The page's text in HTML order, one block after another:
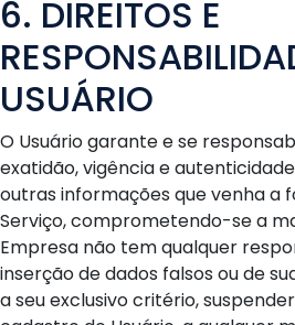
6. DIREITOS E
USUÁRIO
O Usuário garante e se
exatidão, vigência e
outras informações que venha a
Serviço, comprometendo-se a
Empresa não tem qualquer
inserção de dados falsos ou de
a seu exclusivo critério,